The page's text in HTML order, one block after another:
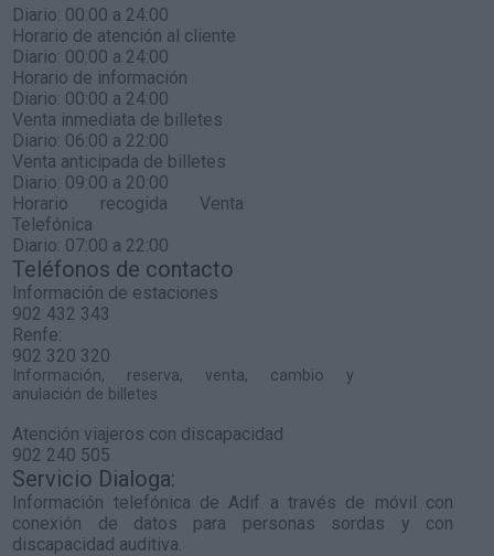
Diario: 00:00 a 24:00
Horario de atención al cliente
Diario: 00:00 a 24:00
Horario de información
Diario: 00:00 a 24:00
Venta inmediata de billetes
Diario: 06:00 a 22:00
Venta anticipada de billetes
Diario: 09:00 a 20:00
Horario recogida Venta
Telefónica
Diario: 07:00 a 22:00
Teléfonos de contacto
Información de estaciones
902 432 343
Renfe:
902 320 320
Información, reserva, venta, cambio y
anulación de billetes
Atención viajeros con discapacidad
902 240 505
Servicio Dialoga:
Información telefónica de Adif a través de móvil con
conexión de datos para personas sordas y con
discapacidad auditiva.